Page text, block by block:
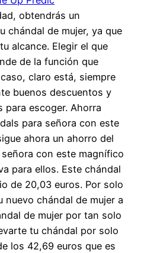
obtendrás un
chándal de mujer, ya que
alcance. Elegir el que
de la función que
claro está, siempre
buenos descuentos y
para escoger. Ahorra
para señora con este
ahora un ahorro del
con este magnífico
para ellos. Este chándal
de 20,03 euros. Por solo
nuevo chándal de mujer a
de mujer por tan solo
tu chándal por solo
los 42,69 euros que es